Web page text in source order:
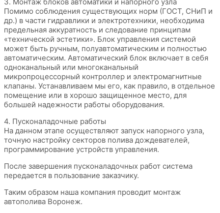
3. Монтаж блоков автоматики и напорного узла
Помимо соблюдения существующих норм (ГОСТ, СНиП и
др.) в части гидравлики и электротехники, необходима
предельная аккуратность и следование принципам
«технической эстетики». Блок управления системой
может быть ручным, полуавтоматическим и полностью
автоматическим. Автоматический блок включает в себя
одноканальный или многоканальный
микропроцессорный контроллер и электромагнитные
клапаны. Устанавливаем мы его, как правило, в отдельное
помещение или в хорошо защищенное место, для
большей надежности работы оборудования.
4. Пусконаладочные работы
На данном этапе осуществляют запуск напорного узла,
точную настройку секторов полива дождевателей,
программирование устройств управления.
После завершения пусконаладочных работ система
передается в пользование заказчику.
Таким образом наша компания проводит монтаж
автополива Воронеж.